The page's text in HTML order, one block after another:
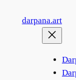
Inhaltdarpana.art